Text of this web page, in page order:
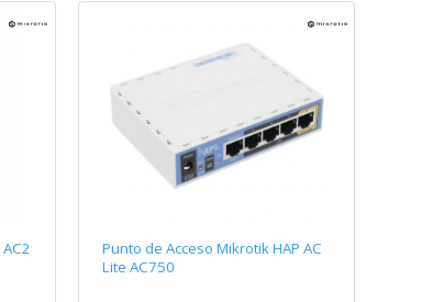
Punto de Acceso Mikrotik HAP AC
Lite AC750